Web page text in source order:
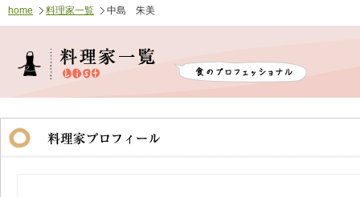
home 料理家一覧 中島 朱美